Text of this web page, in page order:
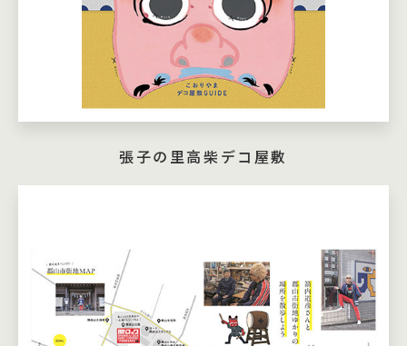
張子の里高柴デコ屋敷